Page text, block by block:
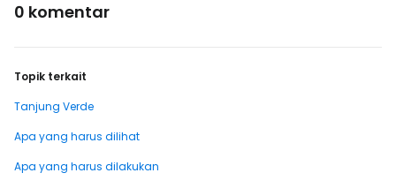
0 komentar
Topik terkait
Tanjung Verde
Apa yang harus dilihat
Apa yang harus dilakukan